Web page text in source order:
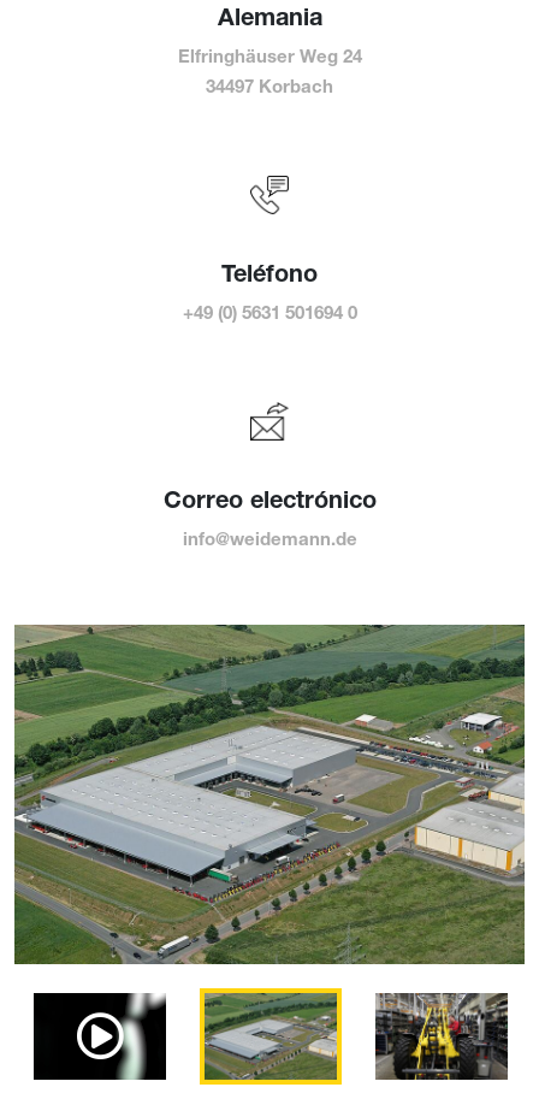
Alemania
Elfringhäuser Weg 24
34497 Korbach
Teléfono
+49 (0) 5631 501694 0
Correo electrónico
info@weidemann.de